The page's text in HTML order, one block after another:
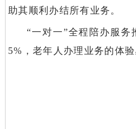
助其顺利办结所有业务。
“一对一”全程陪办服
5%，老年人办理业务的体验